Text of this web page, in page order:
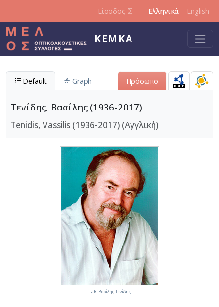
Είσοδος Ελληνικά English
ΚΕΜΚΑ
Default Graph Πρόσωπο
Τενίδης, Βασίλης (1936-2017)
Tenidis, Vassilis (1936-2017) (Αγγλική)
TaR: Βασίλης Τενίδης